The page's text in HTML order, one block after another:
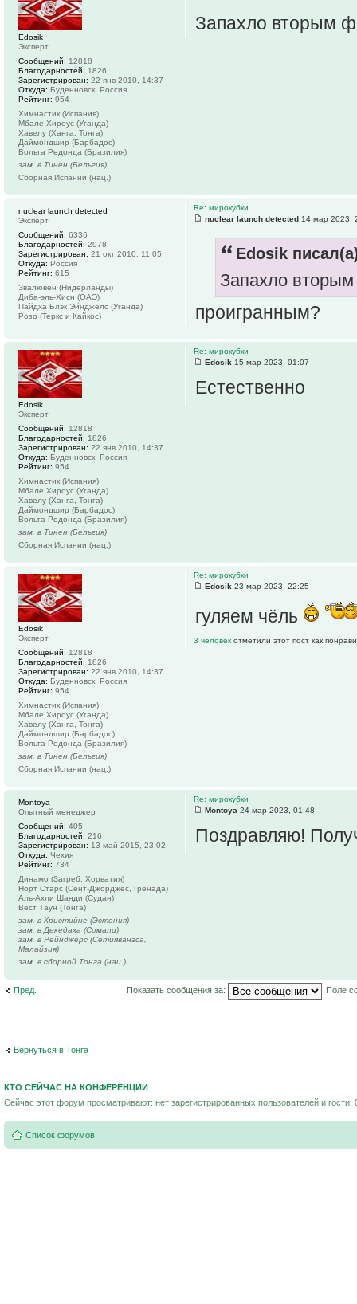
Запахло вторым
Edosik
Эксперт
Сообщений: 12818
Благодарностей: 1826
Зарегистрирован: 22 янв 2010, 14:37
Откуда: Буденновск, Россия
Рейтинг: 954
Химнастик (Испания)
Мбале Хироус (Уганда)
Хавелу (Ханга, Тонга)
Даймондшир (Барбадос)
Вольта Редонда (Бразилия)
зам. в Тинен (Бельгия)
Сборная Испании (нац.)
Re: мирокубки
nuclear launch detected 14 мар 2023,
Edosik
Запахло
проигранным?
nuclear launch detected
Эксперт
Сообщений: 6336
Благодарностей: 2978
Зарегистрирован: 21 окт 2010, 11:05
Откуда: Россия
Рейтинг: 615
Звалювен (Нидерланды)
Диба-эль-Хисн (ОАЭ)
Пайдха Блэк Эйнджелс (Уганда)
Розо (Теркс и Кайкос)
Re: мирокубки
Edosik 15 мар 2023, 01:07
Естественно
Edosik
Эксперт
Сообщений: 12818
Благодарностей: 1826
Зарегистрирован: 22 янв 2010, 14:37
Откуда: Буденновск, Россия
Рейтинг: 954
Химнастик (Испания)
Мбале Хироус (Уганда)
Хавелу (Ханга, Тонга)
Даймондшир (Барбадос)
Вольта Редонда (Бразилия)
зам. в Тинен (Бельгия)
Сборная Испании (нац.)
Re: мирокубки
Edosik 23 мар 2023, 22:25
гуляем чёль
3 человек отметили этот пост как
Edosik
Эксперт
Сообщений: 12818
Благодарностей: 1826
Зарегистрирован: 22 янв 2010, 14:37
Откуда: Буденновск, Россия
Рейтинг: 954
Химнастик (Испания)
Мбале Хироус (Уганда)
Хавелу (Ханга, Тонга)
Даймондшир (Барбадос)
Вольта Редонда (Бразилия)
зам. в Тинен (Бельгия)
Сборная Испании (нац.)
Re: мирокубки
Montoya 24 мар 2023, 01:48
Поздравляю!
Montoya
Опытный менеджер
Сообщений: 405
Благодарностей: 216
Зарегистрирован: 13 май 2015, 23:02
Откуда: Чехия
Рейтинг: 734
Динамо (Загреб, Хорватия)
Норт Старс (Сент-Джорджес, Гренада)
Аль-Ахли Шанди (Судан)
Вест Таун (Тонга)
зам. в Кристийне (Эстония)
зам. в Декедаха (Сомали)
зам. в Рейнджерс (Сетиявангса,
Малайзия)
зам. в сборной Тонга (нац.)
Пред. Показать сообщения за: Поле
Вернуться в Тонга
КТО СЕЙЧАС НА КОНФЕРЕНЦИИ
Сейчас этот форум просматривают: нет зарегистрированных пользователей и гости:
Список форумов